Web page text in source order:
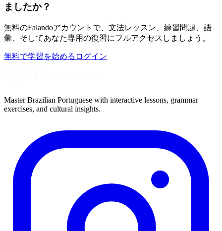
ましたか？
無料のFalandoアカウントで、文法レッスン、練習問題、語
彙、そしてあなた専用の復習にフルアクセスしましょう。
無料で学習を始める ログイン
Master Brazilian Portuguese with interactive lessons, grammar
exercises, and cultural insights.